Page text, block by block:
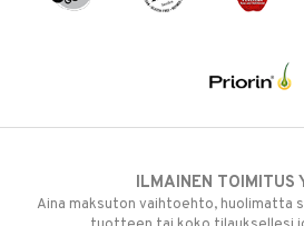
ILMAINEN TOIMITUS
Aina maksuton vaihtoehto,